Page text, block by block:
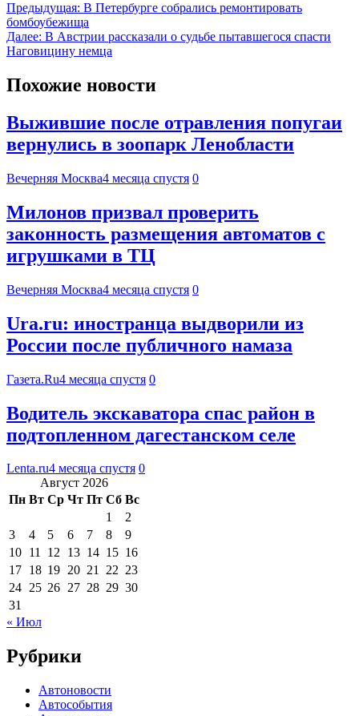
Предыдущая: В Петербурге собрались ремонтировать
бомбоубежища
Далее: В Австрии рассказали о судьбе пытавшегося спасти
Наговицину немца
Похожие новости
Выжившие после отравления попугаи
вернулись в зоопарк Ленобласти
Вечерняя Москва4 месяца спустя 0
Милонов призвал проверить
законность размещения автоматов с
игрушками в ТЦ
Вечерняя Москва4 месяца спустя 0
Ura.ru: иностранца выдворили из
России после публичного намаза
Газета.Ru4 месяца спустя 0
Водитель экскаватора спас район в
подтопленном дагестанском селе
Lenta.ru4 месяца спустя 0
Август 2026
Пн Вт Ср Чт Пт Сб Вс
1
2
3
4 5 6 7 8
9
10 11 12 13 14 15 16
17 18 19 20 21 22 23
24 25 26 27 28 29 30
31
« Июл
Рубрики
Автоновости
Автособытия